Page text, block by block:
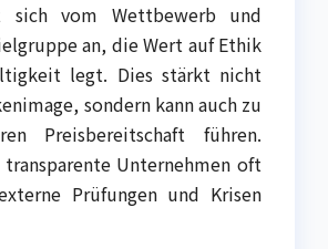
sich vom Wettbewerb und
an, die Wert auf Ethik
legt. Dies stärkt nicht
sondern kann auch zu
Preisbereitschaft führen.
Unternehmen oft
Prüfungen und Krisen